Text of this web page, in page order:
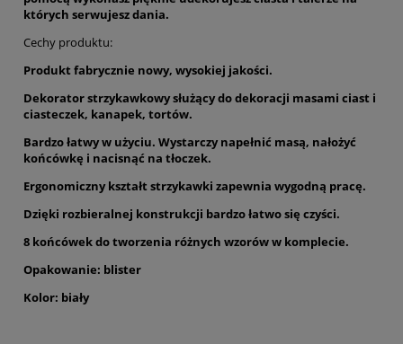
których serwujesz dania.
Cechy produktu:
Produkt fabrycznie nowy, wysokiej jakości.
Dekorator strzykawkowy służący do dekoracji masami ciast i
ciasteczek, kanapek, tortów.
Bardzo łatwy w użyciu. Wystarczy napełnić masą, nałożyć
końcówkę i nacisnąć na tłoczek.
Ergonomiczny kształt strzykawki zapewnia wygodną pracę.
Dzięki rozbieralnej konstrukcji bardzo łatwo się czyści.
8 końcówek do tworzenia różnych wzorów w komplecie.
Opakowanie: blister
Kolor: biały